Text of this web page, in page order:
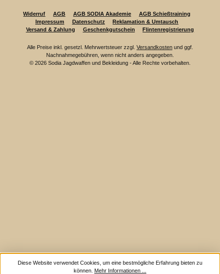
Widerruf AGB AGB SODIA Akademie
AGB Schießtraining
Impressum
Datenschutz
Reklamation & Umtausch
Versand & Zahlung
Geschenkgutschein Flintenregistrierung
Alle Preise inkl. gesetzl. Mehrwertsteuer zzgl. Versandkosten und ggf.
Nachnahmegebühren, wenn nicht anders angegeben.
© 2026 Sodia Jagdwaffen und Bekleidung - Alle Rechte vorbehalten.
Diese Website verwendet Cookies, um eine bestmögliche Erfahrung bieten zu
können. Mehr Informationen ...